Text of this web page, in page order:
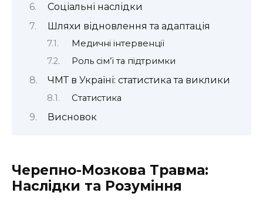
Соціальні наслідки
Шляхи відновлення та адаптація
Медичні інтервенції
Роль сім’ї та підтримки
ЧМТ в Україні: статистика та виклики
Статистика
Висновок
Черепно-Мозкова Травма:
Наслідки та Розуміння